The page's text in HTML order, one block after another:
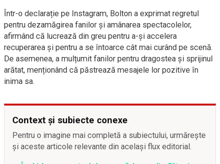
Într-o declarație pe Instagram, Bolton a exprimat regretul
pentru dezamăgirea fanilor și amânarea spectacolelor,
afirmând că lucrează din greu pentru a-și accelera
recuperarea și pentru a se întoarce cât mai curând pe scenă.
De asemenea, a mulțumit fanilor pentru dragostea și sprijinul
arătat, menționând că păstrează mesajele lor pozitive în
inima sa.
Context și subiecte conexe
Pentru o imagine mai completă a subiectului, urmărește
și aceste articole relevante din același flux editorial.